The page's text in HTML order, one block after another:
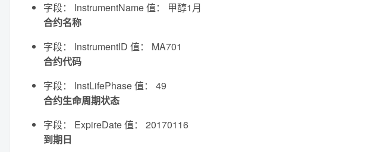
字段： InstrumentName 值： 甲醇1月
合约名称
字段： InstrumentID 值： MA701
合约代码
字段： InstLifePhase 值： 49
合约生命周期状态
字段： ExpireDate 值： 20170116
到期日